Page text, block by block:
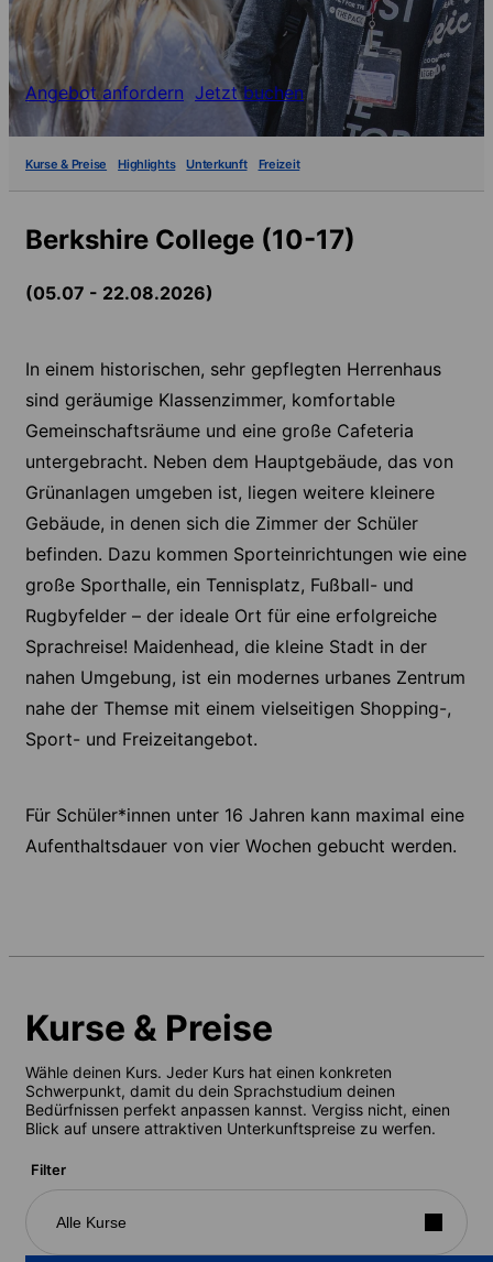
Angebot anfordern Jetzt buchen
Kurse & Preise Highlights Unterkunft Freizeit
Berkshire College (10-17)
(05.07 - 22.08.2026)
In einem historischen, sehr gepflegten Herrenhaus
sind geräumige Klassenzimmer, komfortable
Gemeinschaftsräume und eine große Cafeteria
untergebracht. Neben dem Hauptgebäude, das von
Grünanlagen umgeben ist, liegen weitere kleinere
Gebäude, in denen sich die Zimmer der Schüler
befinden. Dazu kommen Sporteinrichtungen wie eine
große Sporthalle, ein Tennisplatz, Fußball- und
Rugbyfelder – der ideale Ort für eine erfolgreiche
Sprachreise! Maidenhead, die kleine Stadt in der
nahen Umgebung, ist ein modernes urbanes Zentrum
nahe der Themse mit einem vielseitigen Shopping-,
Sport- und Freizeitangebot.
Für Schüler*innen unter 16 Jahren kann maximal eine
Aufenthaltsdauer von vier Wochen gebucht werden.
Kurse & Preise
Wähle deinen Kurs. Jeder Kurs hat einen konkreten
Schwerpunkt, damit du dein Sprachstudium deinen
Bedürfnissen perfekt anpassen kannst. Vergiss nicht, einen
Blick auf unsere attraktiven Unterkunftspreise zu werfen.
Filter
Alle Kurse